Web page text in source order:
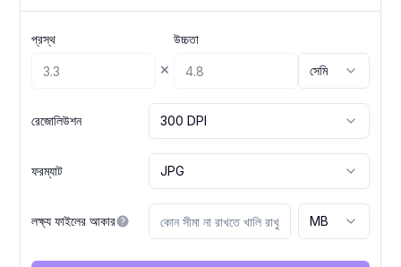
প্রস্থ
×
উচ্চতা
সেমি
রেজোলিউশন 300 DPI
ফরম্যাট JPG
লক্ষ্য ফাইলের আকার MB